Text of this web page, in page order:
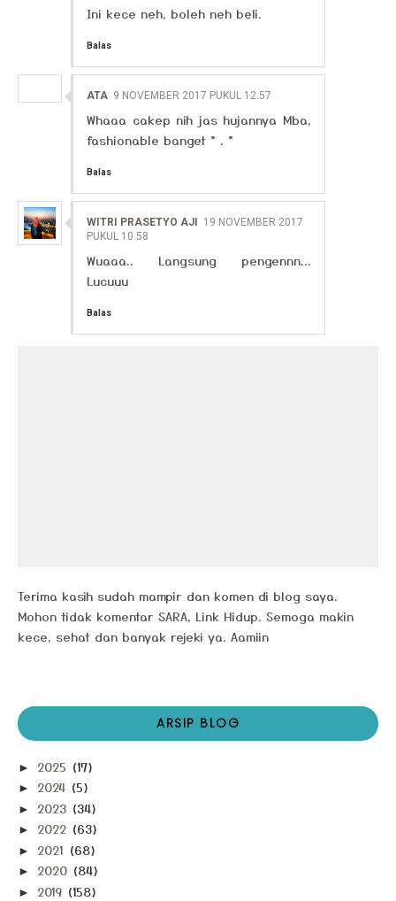
Ini kece neh, boleh neh beli.
Balas
ATA 9 NOVEMBER 2017 PUKUL 12.57
Whaaa cakep nih jas hujannya Mba,
fashionable banget * . *
Balas
WITRI PRASETYO AJI 19 NOVEMBER 2017
PUKUL 10.58
Wuaaa.. Langsung pengennn...
Lucuuu
Balas
Terima kasih sudah mampir dan komen di blog saya.
Mohon tidak komentar SARA, Link Hidup. Semoga makin
kece, sehat dan banyak rejeki ya. Aamiin
ARSIP BLOG
► 2025 (17)
► 2024 (5)
► 2023 (34)
► 2022 (63)
► 2021 (68)
► 2020 (84)
► 2019 (158)